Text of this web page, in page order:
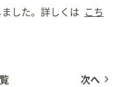
ました。詳しくは こち
次へ